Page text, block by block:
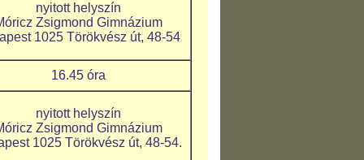
nyitott helyszín
Zsigmond Gimnázium
1025 Törökvész út, 48-54
16.45 óra
nyitott helyszín
Zsigmond Gimnázium
1025 Törökvész út, 48-54.